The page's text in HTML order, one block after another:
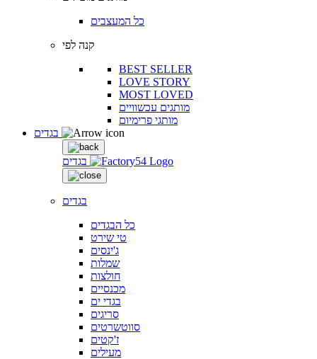
כל המעצבים
קנה לפי
BEST SELLER
LOVE STORY
MOST LOVED
מותגים עכשוויים
מותגי פרימיום
בגדים
בגדים
כל הבגדים
טי שירט
ג'ינסים
שמלות
חולצות
מכנסיים
בגדי ים
סריגים
סווטשרטים
ז'קטים
מעילים